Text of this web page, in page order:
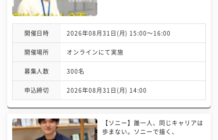
開催日時 2026年08月31日(月) 15:00〜16:00
開催場所 オンラインにて実施
募集人数 300名
申込締切 2026年08月31日(月) 14:00
【ソニー】誰一人、同じキャリアは
歩まない。ソニーで描く、